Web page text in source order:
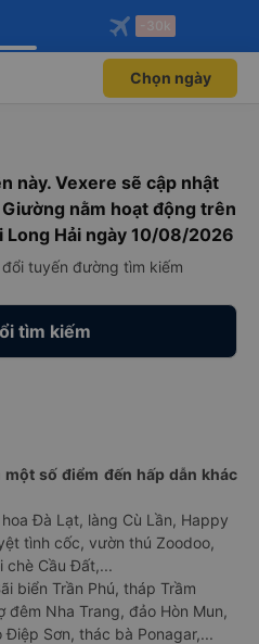
ngay!
viên độc
Mở app
vé máy bay qua
Mở app
-30k
Chọn ngày
này. Vexere sẽ cập nhật
nằm hoạt động trên
Long Hải ngày 10/08/2026
tuyến đường tìm kiếm
tìm kiếm
số điểm đến hấp dẫn khác
Đà Lạt, làng Cù Lần, Happy
tình cốc, vườn thú Zoodoo,
chè Cầu Đất,...
biển Trần Phú, tháp Trầm
đêm Nha Trang, đảo Hòn Mun,
Điệp Sơn, thác bà Ponagar,...